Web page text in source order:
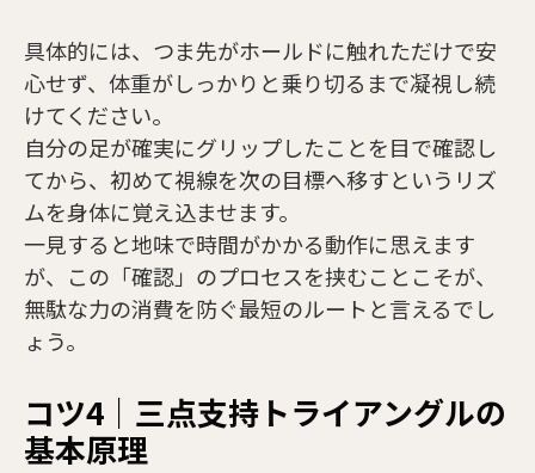
具体的には、つま先がホールドに触れただけで安
心せず、体重がしっかりと乗り切るまで凝視し続
けてください。
自分の足が確実にグリップしたことを目で確認し
てから、初めて視線を次の目標へ移すというリズ
ムを身体に覚え込ませます。
一見すると地味で時間がかかる動作に思えます
が、この「確認」のプロセスを挟むことこそが、
無駄な力の消費を防ぐ最短のルートと言えるでし
ょう。
コツ4｜三点支持トライアングルの
基本原理